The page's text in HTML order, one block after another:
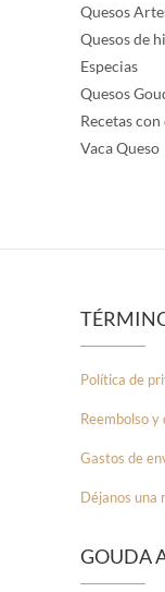
Quesos
Quesos de
Especias
Quesos
Recetas
Vaca Queso
Política de
Reembolso y
Gastos de
Déjanos una
GOUDA